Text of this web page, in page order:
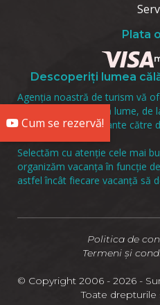
Plata
Descoperiți lumea
Agenția noastră de turism vă
incredibile în întreaga lume,
până la excursii incitante către
Selectăm cu atenție cele mai
organizăm vacanța în funcție
astfel încât fiecare vacanță să
© Copyright 2006 - 2026 -
Toate drepturile
Politica de
Termeni și
Cum se rezervă!